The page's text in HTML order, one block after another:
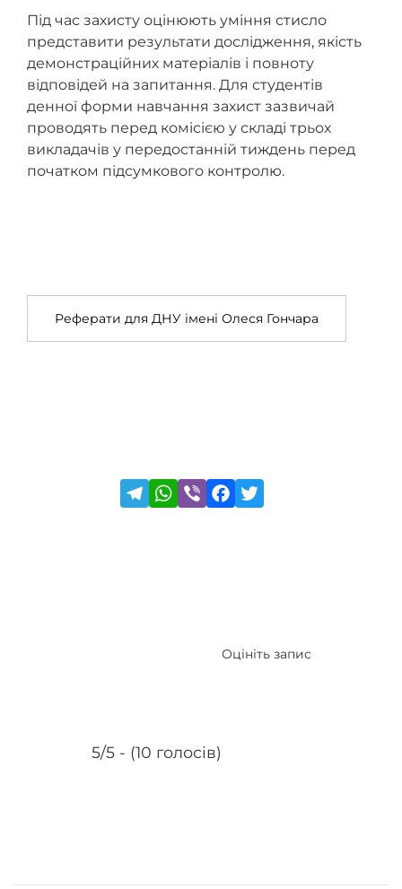
Під час захисту оцінюють уміння стисло
представити результати дослідження, якість
демонстраційних матеріалів і повноту
відповідей на запитання. Для студентів
денної форми навчання захист зазвичай
проводять перед комісією у складі трьох
викладачів у передостанній тиждень перед
початком підсумкового контролю.
Реферати для ДНУ імені Олеся Гончара
5/5 - (10 голосів)
Оцініть запис